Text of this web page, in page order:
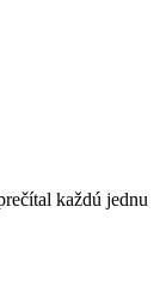
každú jednu